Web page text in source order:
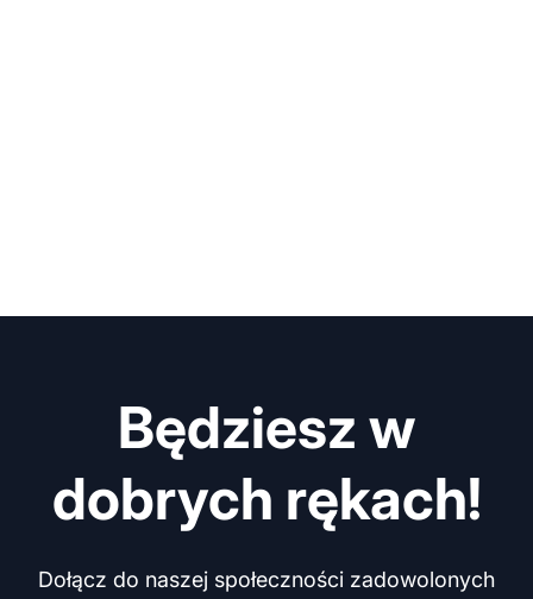
Będziesz w
dobrych rękach!
Dołącz do naszej społeczności zadowolonych